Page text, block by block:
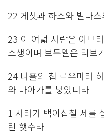
22 게셋과 하소와 빌다
23 이 여덟 사람은 아브
소생이며 브두엘은 리브
24 나홀의 첩 르우마라
와 마아가를 낳았더라
1 사라가 백이십칠 세를
린 햇수라